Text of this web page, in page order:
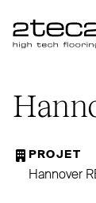
PROJET
Hannover